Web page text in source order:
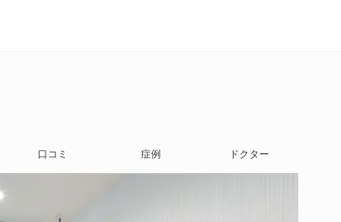
口コミ 症例 ドクター